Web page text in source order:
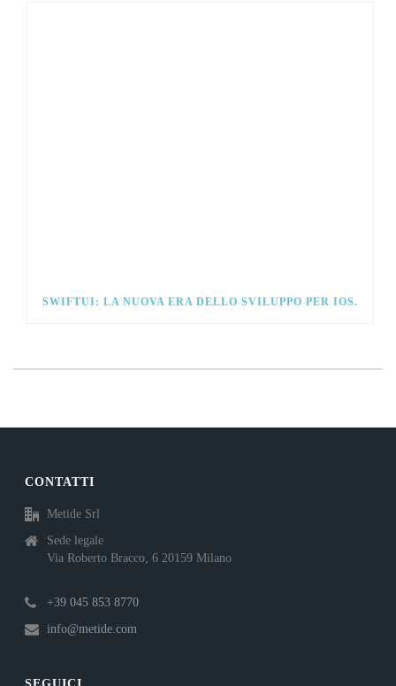
SWIFTUI: LA NUOVA ERA DELLO SVILUPPO PER IOS.
CONTATTI
Metide Srl
Sede legale
Via Roberto Bracco, 6 20159 Milano
+39 045 853 8770
info@metide.com